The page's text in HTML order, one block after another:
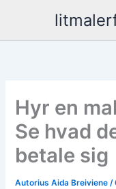
turinio
Hyr en
Se hvad
betale sig
Autorius Aida Breiviene/